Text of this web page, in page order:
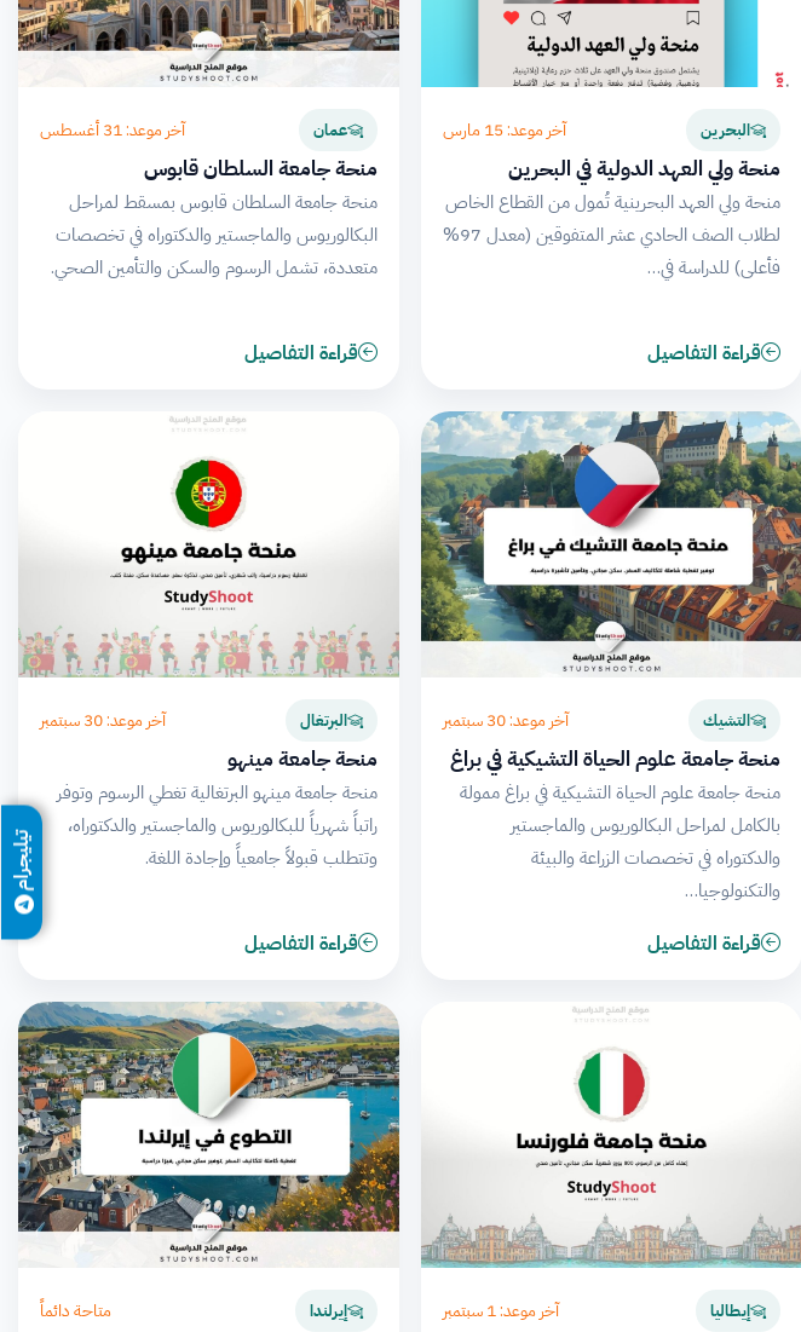
البحرين آخر موعد: 15 مارس
منحة ولي العهد الدولية في البحرين
منحة ولي العهد البحرينية تُمول من القطاع الخاص
لطلاب الصف الحادي عشر المتفوقين (معدل 97%
فأعلى) للدراسة في…
قراءة التفاصيل
عمان آخر موعد: 31 أغسطس
منحة جامعة السلطان قابوس
منحة جامعة السلطان قابوس بمسقط لمراحل
البكالوريوس والماجستير والدكتوراه في تخصصات
متعددة، تشمل الرسوم والسكن والتأمين الصحي.
قراءة التفاصيل
التشيك آخر موعد: 30 سبتمبر
منحة جامعة علوم الحياة التشيكية في براغ
منحة جامعة علوم الحياة التشيكية في براغ ممولة
بالكامل لمراحل البكالوريوس والماجستير
والدكتوراه في تخصصات الزراعة والبيئة
والتكنولوجيا…
قراءة التفاصيل
البرتغال آخر موعد: 30 سبتمبر
منحة جامعة مينهو
منحة جامعة مينهو البرتغالية تغطي الرسوم وتوفر
راتباً شهرياً للبكالوريوس والماجستير والدكتوراه،
وتتطلب قبولاً جامعياً وإجادة اللغة.
قراءة التفاصيل
إيطاليا آخر موعد: 1 سبتمبر إيرلندا متاحة دائماً
تيليجرام